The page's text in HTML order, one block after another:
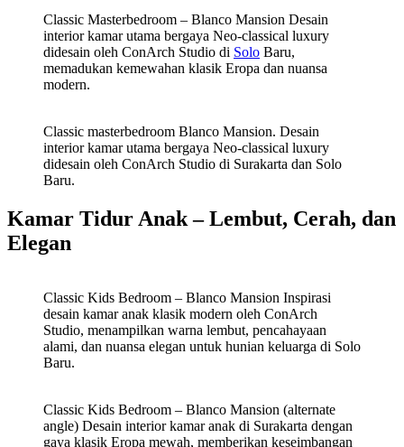
Classic Masterbedroom – Blanco Mansion Desain
interior kamar utama bergaya Neo-classical luxury
didesain oleh ConArch Studio di Solo Baru,
memadukan kemewahan klasik Eropa dan nuansa
modern.
Classic masterbedroom Blanco Mansion. Desain
interior kamar utama bergaya Neo-classical luxury
didesain oleh ConArch Studio di Surakarta dan Solo
Baru.
Kamar Tidur Anak – Lembut, Cerah, dan
Elegan
Classic Kids Bedroom – Blanco Mansion Inspirasi
desain kamar anak klasik modern oleh ConArch
Studio, menampilkan warna lembut, pencahayaan
alami, dan nuansa elegan untuk hunian keluarga di Solo
Baru.
Classic Kids Bedroom – Blanco Mansion (alternate
angle) Desain interior kamar anak di Surakarta dengan
gaya klasik Eropa mewah, memberikan keseimbangan